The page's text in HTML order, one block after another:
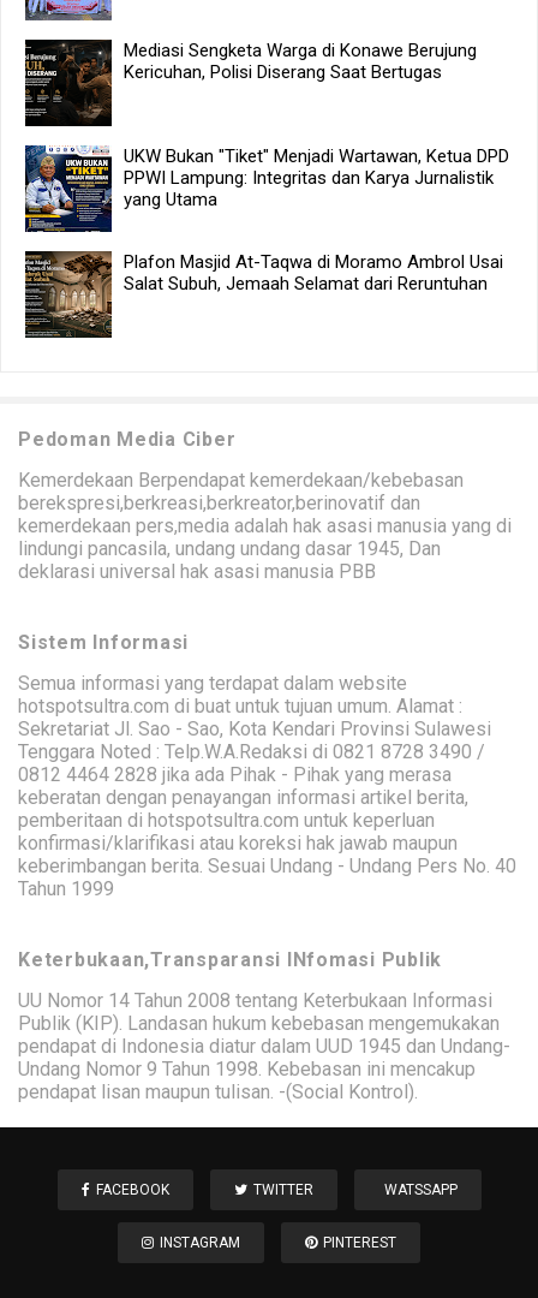
Mediasi Sengketa Warga di Konawe Berujung
Kericuhan, Polisi Diserang Saat Bertugas
UKW Bukan "Tiket" Menjadi Wartawan, Ketua DPD
PPWI Lampung: Integritas dan Karya Jurnalistik
yang Utama
Plafon Masjid At-Taqwa di Moramo Ambrol Usai
Salat Subuh, Jemaah Selamat dari Reruntuhan
Pedoman Media Ciber
Kemerdekaan Berpendapat kemerdekaan/kebebasan
berekspresi,berkreasi,berkreator,berinovatif dan
kemerdekaan pers,media adalah hak asasi manusia yang di
lindungi pancasila, undang undang dasar 1945, Dan
deklarasi universal hak asasi manusia PBB
Sistem Informasi
Semua informasi yang terdapat dalam website
hotspotsultra.com di buat untuk tujuan umum. Alamat :
Sekretariat Jl. Sao - Sao, Kota Kendari Provinsi Sulawesi
Tenggara Noted : Telp.W.A.Redaksi di 0821 8728 3490 /
0812 4464 2828 jika ada Pihak - Pihak yang merasa
keberatan dengan penayangan informasi artikel berita,
pemberitaan di hotspotsultra.com untuk keperluan
konfirmasi/klarifikasi atau koreksi hak jawab maupun
keberimbangan berita. Sesuai Undang - Undang Pers No. 40
Tahun 1999
Keterbukaan,Transparansi INfomasi Publik
UU Nomor 14 Tahun 2008 tentang Keterbukaan Informasi
Publik (KIP). Landasan hukum kebebasan mengemukakan
pendapat di Indonesia diatur dalam UUD 1945 dan Undang-
Undang Nomor 9 Tahun 1998. Kebebasan ini mencakup
pendapat lisan maupun tulisan. -(Social Kontrol).
FACEBOOK TWITTER WATSSAPP
INSTAGRAM PINTEREST